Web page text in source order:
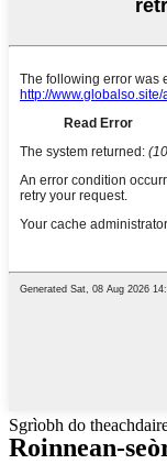
Sgrìobh do
Roinnean-